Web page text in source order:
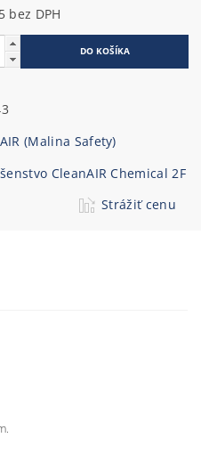
€47,75 bez DPH
(Malina Safety)
CleanAIR Chemical 2F
Strážiť cenu